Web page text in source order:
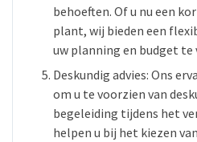
behoeften. Of u nu een
plant, wij bieden een
uw planning en budget te
Deskundig advies: Ons
om u te voorzien van
begeleiding tijdens het
helpen u bij het kiezen